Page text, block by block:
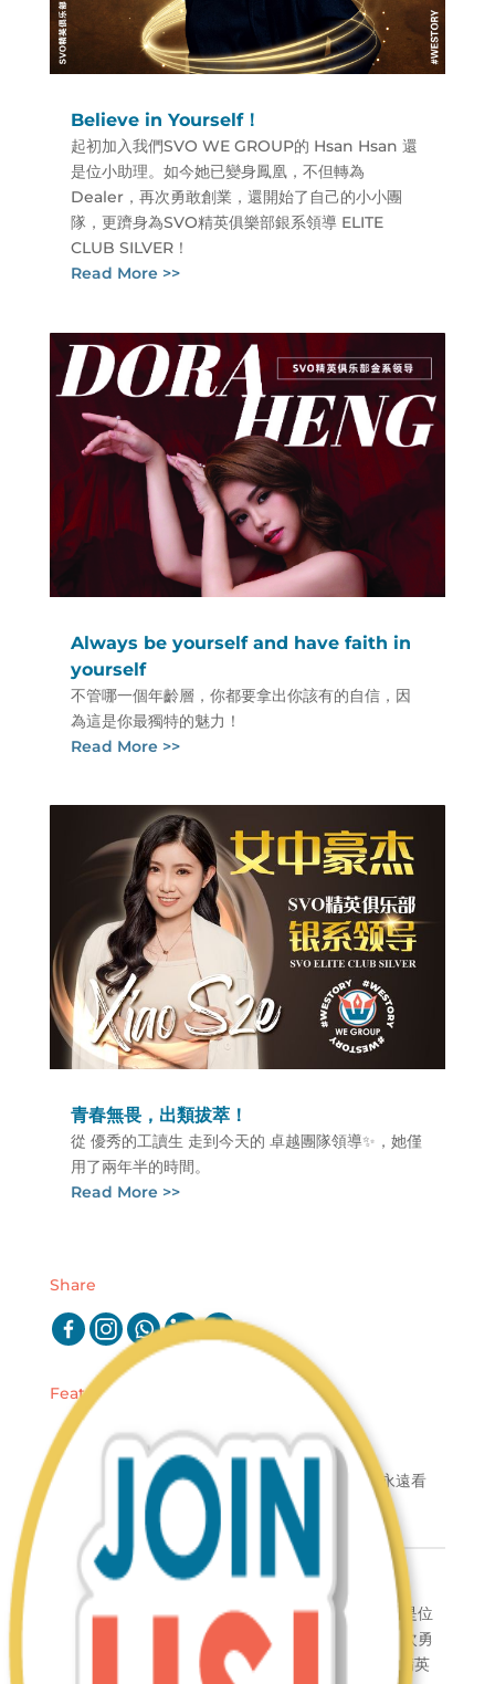
Believe in Yourself！
起初加入我們SVO WE GROUP的 Hsan Hsan 還
是位小助理。如今她已變身鳳凰，不但轉為
Dealer，再次勇敢創業，還開始了自己的小小團
隊，更躋身為SVO精英俱樂部銀系領導 ELITE
CLUB SILVER！
Read More >>
Always be yourself and have faith in
yourself
不管哪一個年齡層，你都要拿出你該有的自信，因
為這是你最獨特的魅力！
Read More >>
青春無畏，出類拔萃！
從 優秀的工讀生 走到今天的 卓越團隊領導✨，她僅
用了兩年半的時間。
Read More >>
Share
Featured Story
慢，沒關系，但別掉隊！
堅持比努力可怕，如果剛起步就選擇放棄，你將永遠看
不到你想要的結果！
Believe in Yourself！
起初加入我們SVO WE GROUP的 Hsan Hsan 還是位
小助理。如今她已變身鳳凰，不但轉為Dealer，再次勇
敢創業，還開始了自己的小小團隊，更躋身為SVO精英